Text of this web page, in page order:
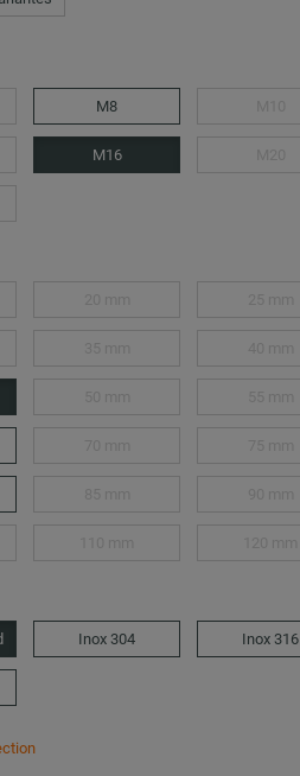
M8
M16
Inox 304 Inox 316